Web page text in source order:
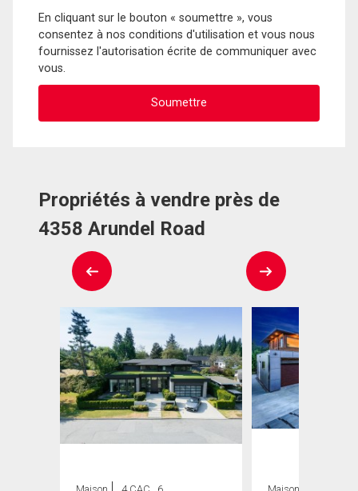
En cliquant sur le bouton « soumettre », vous
consentez à nos conditions d'utilisation et vous nous
fournissez l'autorisation écrite de communiquer avec
vous.
Propriétés à vendre près de
4358 Arundel Road